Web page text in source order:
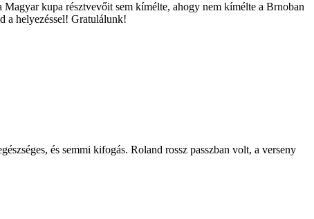
kupa résztvevőit sem kímélte, ahogy nem kímélte a Brnoban
a helyezéssel! Gratulálunk!
és semmi kifogás. Roland rossz passzban volt, a verseny